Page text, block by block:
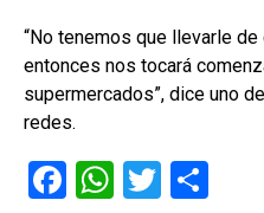
“No tenemos que llevarle
entonces nos tocará
supermercados”, dice uno
redes.
F
W T